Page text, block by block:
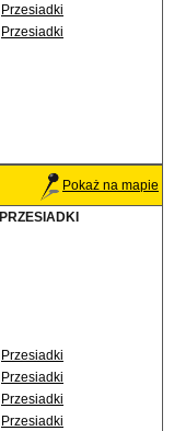
Przesiadki
Przesiadki
Pokaż na mapie
PRZESIADKI
Przesiadki
Przesiadki
Przesiadki
Przesiadki